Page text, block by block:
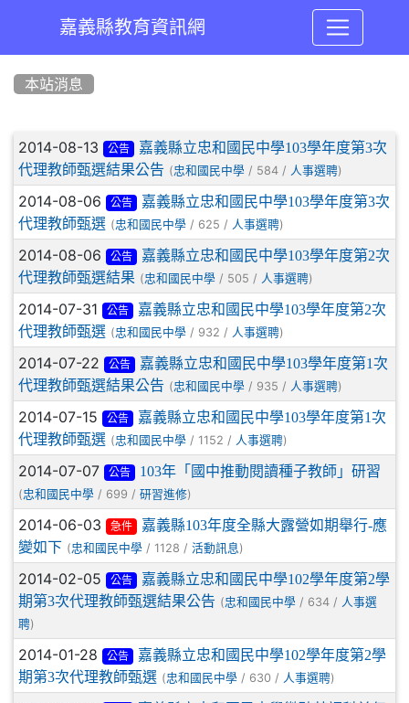
嘉義縣教育資訊網
本站消息
文章列表
2014-08-13 公告
嘉義縣立忠和國民中學103學年度第3次
代理教師甄選結果公告 (忠和國民中學 / 584 / 人事選聘)
2014-08-06 公告
嘉義縣立忠和國民中學103學年度第3次
代理教師甄選 (忠和國民中學 / 625 / 人事選聘)
2014-08-06 公告
嘉義縣立忠和國民中學103學年度第2次
代理教師甄選結果 (忠和國民中學 / 505 / 人事選聘)
2014-07-31 公告
嘉義縣立忠和國民中學103學年度第2次
代理教師甄選 (忠和國民中學 / 932 / 人事選聘)
2014-07-22 公告
嘉義縣立忠和國民中學103學年度第1次
代理教師甄選結果公告 (忠和國民中學 / 935 / 人事選聘)
2014-07-15 公告
嘉義縣立忠和國民中學103學年度第1次
代理教師甄選 (忠和國民中學 / 1152 / 人事選聘)
2014-07-07 公告 103年「國中推動閱讀種子教師」研習
(忠和國民中學 / 699 / 研習進修)
2014-06-03 急件
嘉義縣103年度全縣大露營如期舉行-應
變如下 (忠和國民中學 / 1128 / 活動訊息 )
2014-02-05 公告
嘉義縣立忠和國民中學102學年度第2學
期第3次代理教師甄選結果公告 (忠和國民中學 / 634 / 人事選
聘)
2014-01-28 公告
嘉義縣立忠和國民中學102學年度第2學
期第3次代理教師甄選 (忠和國民中學 / 630 / 人事選聘)